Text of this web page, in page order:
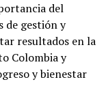
del
de gestión y
resultados en la
Colombia y
y bienestar